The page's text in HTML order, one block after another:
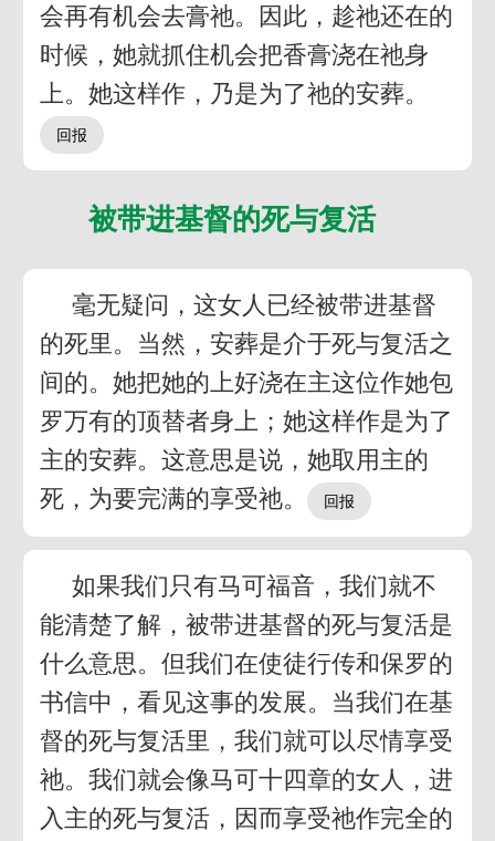
会再有机会去膏祂。因此，趁祂还在的
时候，她就抓住机会把香膏浇在祂身
上。她这样作，乃是为了祂的安葬。
被带进基督的死与复活
毫无疑问，这女人已经被带进基督
的死里。当然，安葬是介于死与复活之
间的。她把她的上好浇在主这位作她包
罗万有的顶替者身上；她这样作是为了
主的安葬。这意思是说，她取用主的
死，为要完满的享受祂。
如果我们只有马可福音，我们就不
能清楚了解，被带进基督的死与复活是
什么意思。但我们在使徒行传和保罗的
书信中，看见这事的发展。当我们在基
督的死与复活里，我们就可以尽情享受
祂。我们就会像马可十四章的女人，进
入主的死与复活，因而享受祂作完全的